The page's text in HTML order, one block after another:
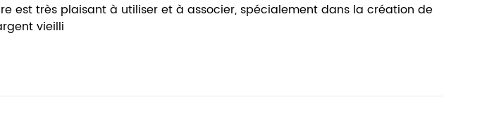
est très plaisant à utiliser et à associer, spécialement dans la création de
vieilli